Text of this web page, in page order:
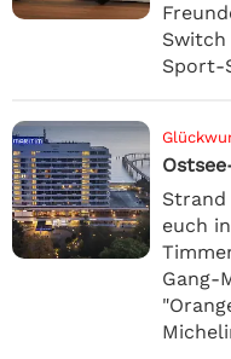
Switch
Sport-
Strand
euch
Gang-